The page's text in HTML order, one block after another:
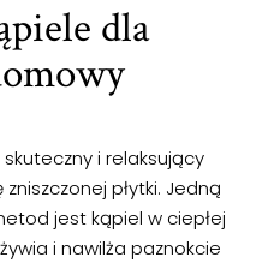
dla
i relaksujący
płytki. Jedną
jest kąpiel w ciepłej
i nawilża paznokcie